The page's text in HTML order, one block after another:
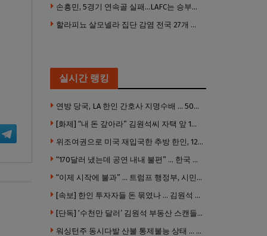
손흥민, 5경기 연속골 실패…LAFC는 승부차기 끝 과달라하라 격파
할라피뇨 살모넬라 집단 감염 전국 27개 주 급속 확산
실시간 랭킹
연방 당국, LA 한인 간호사 지명수배 … 500만 달러 메디캐어 사기, 선고 직전 한국 도주
[화제] “내 돈 갚아라” 김원석씨 자택 앞 1인 광대 시위 … 한인 투자사, “108만 달러 못받아”
위조여권으로 미국 재입국한 추방 한인, 120만 달러 은행 사기 행각
“170달러 냈는데 공연 내내 불편” … 한국 코미디언 LA공연, 음향 불량에 외모 비하 개그 논란
“이제 시작에 불과” … 트럼프 행정부, 시민권 박탈 본격화
[속보] 한인 투자자들 돈 묶였나 … 김원석 회사들 챕터7 강제파산·자진파산 잇따라 신청
[단독] ‘수천만 달러’ 김원석 부동산 스캔들 새 국면 … 한인 투자자들 소송 잇따라 ‘디폴트’ 절차
워싱턴주 동시다발 산불 통제불능 상태 … 이재민 수십만명